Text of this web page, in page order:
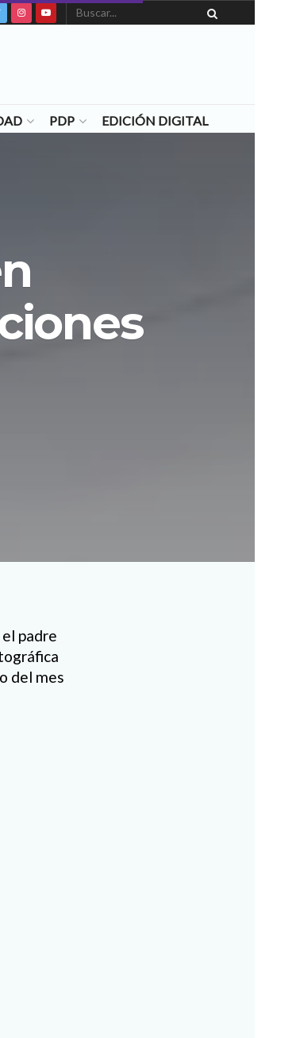
PDP EDICIÓN DIGITAL
padre
del mes